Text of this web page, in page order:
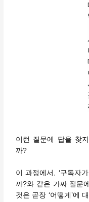
이런 질문에 답을 찾
까?
이 과정에서, ‘구독자
까?와 같은 가짜 질문
것은 곧장 ‘어떻게’에